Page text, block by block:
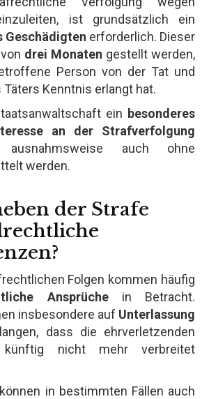
ist grundsätzlich ein
Geschädigten erforderlich. Dieser
drei Monaten gestellt werden,
Person von der Tat und
Kenntnis erlangt hat.
ein besonderes
an der Strafverfolgung
auch ohne
werden.
der Strafe
Folgen kommen häufig
Ansprüchein Betracht.
insbesondere auf Unterlassung
dass die ehrverletzenden
künftig nicht mehr verbreitet
in bestimmten Fällen auch